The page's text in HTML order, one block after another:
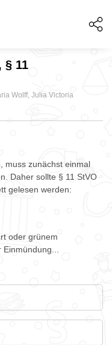
§ 11
Wolff, Julia Victoria
muss zunächst einmal
Daher sollte § 11 StVO
gelesen werden:
oder grünem